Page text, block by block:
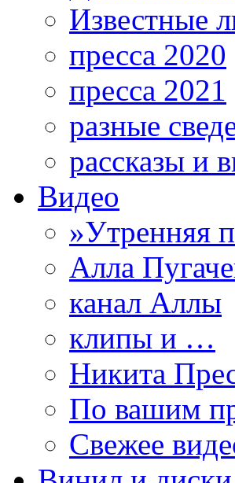
Известные
пресса 2020
пресса 2021
разные
рассказы и
Видео
»Утренняя
Алла
канал Аллы
клипы и …
Никита
По вашим
Свежее